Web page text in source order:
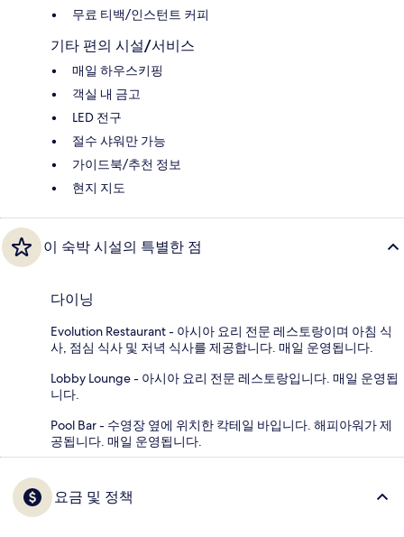
무료 티백/인스턴트 커피
기타 편의 시설/서비스
매일 하우스키핑
객실 내 금고
LED 전구
절수 샤워만 가능
가이드북/추천 정보
현지 지도
이 숙박 시설의 특별한 점
다이닝
Evolution Restaurant - 아시아 요리 전문 레스토랑이며 아침 식
사, 점심 식사 및 저녁 식사를 제공합니다. 매일 운영됩니다.
Lobby Lounge - 아시아 요리 전문 레스토랑입니다. 매일 운영됩
니다.
Pool Bar - 수영장 옆에 위치한 칵테일 바입니다. 해피아워가 제
공됩니다. 매일 운영됩니다.
요금 및 정책